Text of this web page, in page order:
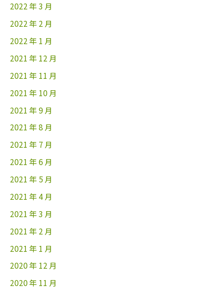
2022 年 3 月
2022 年 2 月
2022 年 1 月
2021 年 12 月
2021 年 11 月
2021 年 10 月
2021 年 9 月
2021 年 8 月
2021 年 7 月
2021 年 6 月
2021 年 5 月
2021 年 4 月
2021 年 3 月
2021 年 2 月
2021 年 1 月
2020 年 12 月
2020 年 11 月